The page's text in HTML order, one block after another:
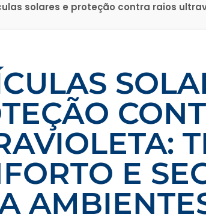
solares e proteção contra raios
E